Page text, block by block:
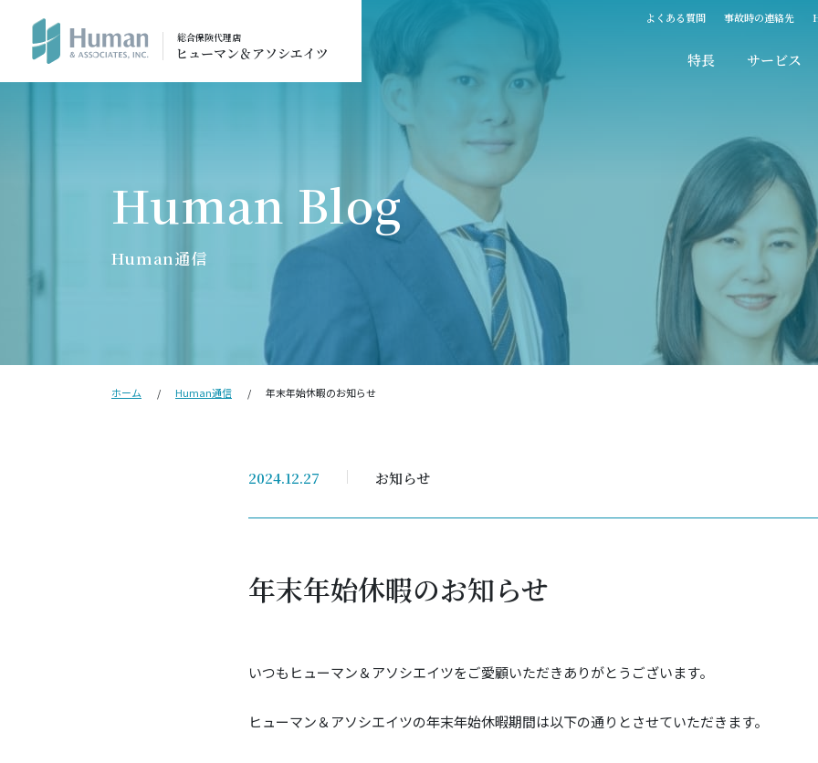
総合保険代理店
ヒューマン＆アソシエイツ
よくある質問 事故時の連絡先
特長 サービス
Human通信
ホーム Human通信 年末年始休暇のお知らせ
2024.12.27 お知らせ
年末年始休暇のお知らせ
いつもヒューマン＆アソシエイツをご愛顧いただきありがとうございます。
ヒューマン＆アソシエイツの年末年始休暇期間は以下の通りとさせていただきます。